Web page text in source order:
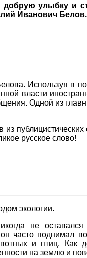
улыбку и
Иванович Белов.
Используя в
власти
Одной из
русское слово!
экологии.
не
часто поднимал
и птиц. Как
на землю и